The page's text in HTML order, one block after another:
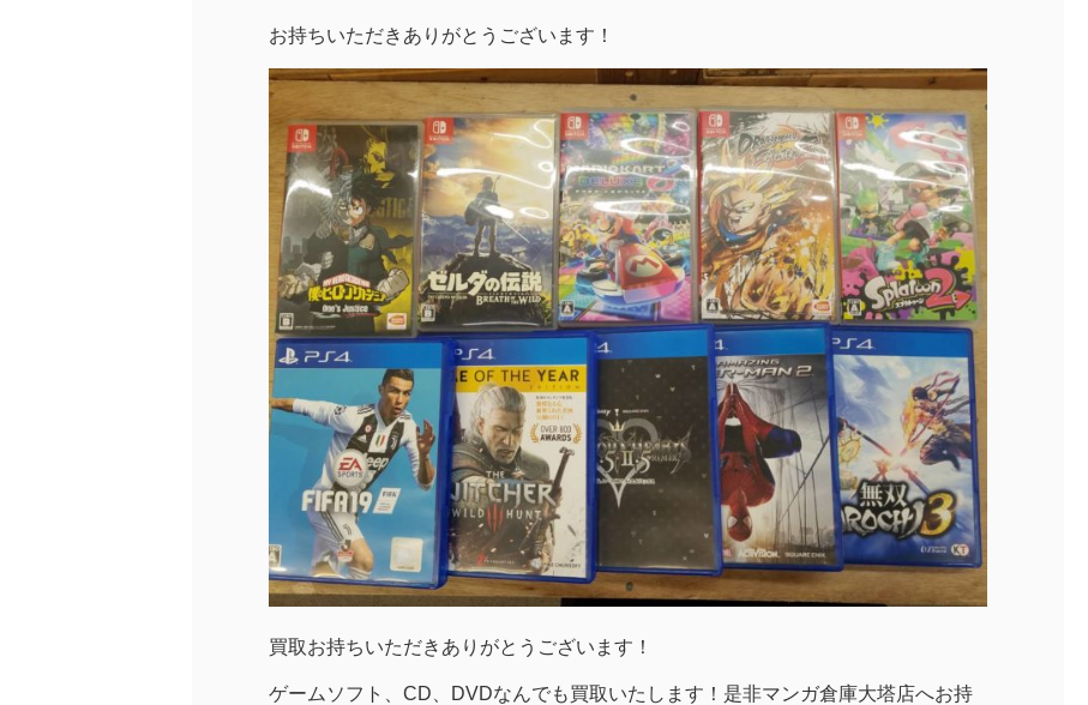
お持ちいただきありがとうございます！
買取お持ちいただきありがとうございます！
ゲームソフト、CD、DVDなんでも買取いたします！是非マンガ倉庫大塔店へお持